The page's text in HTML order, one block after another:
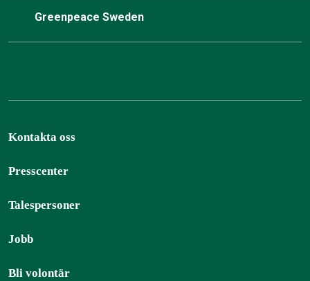
Greenpeace Sweden
Kontakta oss
Presscenter
Talespersoner
Jobb
Bli volontär